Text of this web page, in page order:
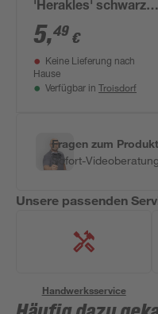
'Herakles' schwarz
140 x 115 mm
5,49 €
Keine Lieferung nach
Hause
Verfügbar in Troisdorf
Fragen zum
Sofort-
Unsere passenden
Handwerksservice